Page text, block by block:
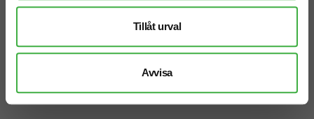
Tillåt urval
Avvisa
Dunväst TeeJays Crossover
Vattenavvisande • Andas